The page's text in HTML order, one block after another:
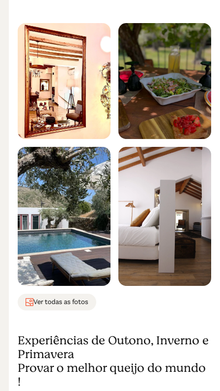
Ver todas as fotos
Experiências de Outono, Inverno e
Primavera
Provar o melhor queijo do mundo
!